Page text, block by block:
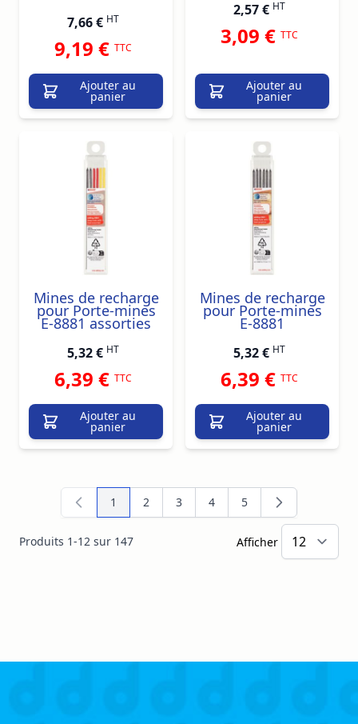
7,66 € HT
9,19 € TTC
Ajouter au
panier
2,57 € HT
3,09 € TTC
Ajouter au
panier
Mines de recharge
pour Porte-mines
E-8881 assorties
5,32 € HT
6,39 € TTC
Ajouter au
panier
Mines de recharge
pour Porte-mines
E-8881
5,32 € HT
6,39 € TTC
Ajouter au
panier
Produits 1-12 sur 147
Vous lisez actuellement la page
1 Page
2 Page
3 Page
4 Page
5
Afficher